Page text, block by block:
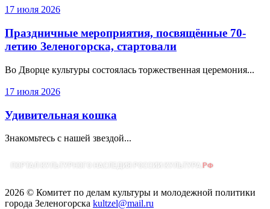
17 июля 2026
Праздничные мероприятия, посвящённые 70-
летию Зеленогорска, стартовали
Во Дворце культуры состоялась торжественная церемония...
17 июля 2026
Удивительная кошка
Знакомьтесь с нашей звездой...
2026 © Комитет по делам культуры и молодежной политики
города Зеленогорска kultzel@mail.ru